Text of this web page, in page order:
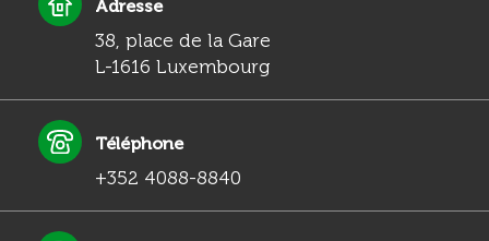
Adresse
38, place de la Gare
L-1616 Luxembourg
Téléphone
+352 4088-8840